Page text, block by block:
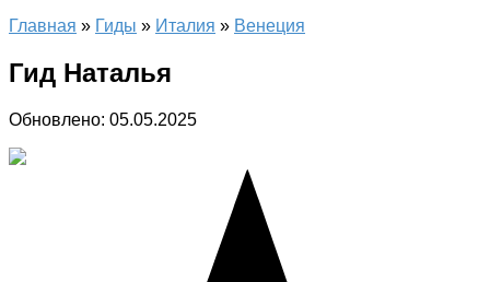
Главная » Гиды » Италия » Венеция
Гид Наталья
Обновлено: 05.05.2025